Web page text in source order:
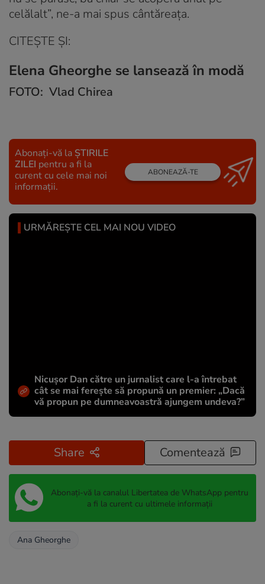
celălalt”, ne-a mai spus cântăreața.
CITEȘTE ȘI:
Elena Gheorghe se lansează în modă
FOTO: Vlad Chirea
Abonați-vă la ȘTIRILE
ZILEI pentru a fi la
curent cu cele mai noi
informații.
ABONEAZĂ-TE
URMĂREȘTE CEL MAI NOU VIDEO
Nicușor Dan către un jurnalist care l-a întrebat
cât se mai ferește să propună un premier: „Dacă
vă propun pe dumneavoastră ajungem undeva?”
Share Comentează
Abonați-vă la canalul Libertatea de WhatsApp pentru
a fi la curent cu ultimele informații
Ana Gheorghe